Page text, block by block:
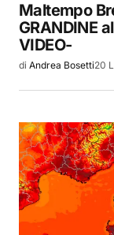
Maltempo
GRANDINE
VIDEO-
di Andrea Bosetti20